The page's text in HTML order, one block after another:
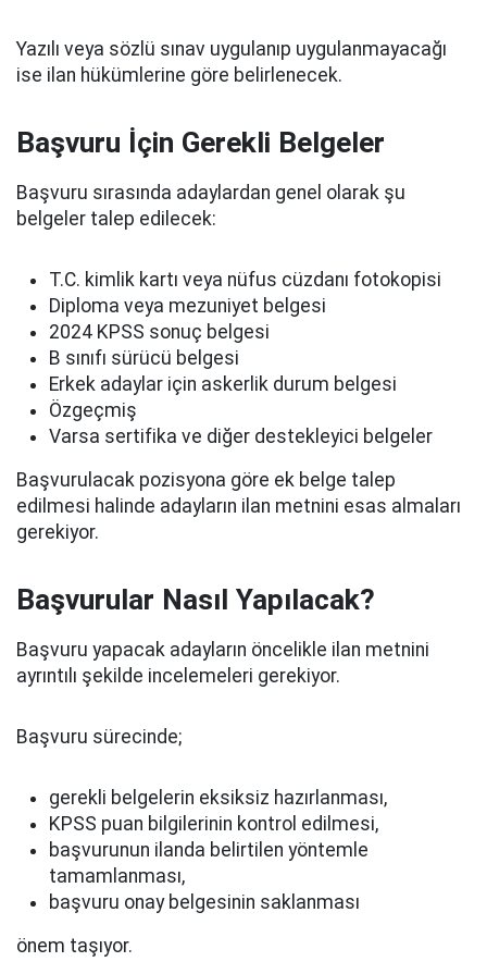
Yazılı veya sözlü sınav uygulanıp uygulanmayacağı
ise ilan hükümlerine göre belirlenecek.
Başvuru İçin Gerekli Belgeler
Başvuru sırasında adaylardan genel olarak şu
belgeler talep edilecek:
T.C. kimlik kartı veya nüfus cüzdanı fotokopisi
Diploma veya mezuniyet belgesi
2024 KPSS sonuç belgesi
B sınıfı sürücü belgesi
Erkek adaylar için askerlik durum belgesi
Özgeçmiş
Varsa sertifika ve diğer destekleyici belgeler
Başvurulacak pozisyona göre ek belge talep
edilmesi halinde adayların ilan metnini esas almaları
gerekiyor.
Başvurular Nasıl Yapılacak?
Başvuru yapacak adayların öncelikle ilan metnini
ayrıntılı şekilde incelemeleri gerekiyor.
Başvuru sürecinde;
gerekli belgelerin eksiksiz hazırlanması,
KPSS puan bilgilerinin kontrol edilmesi,
başvurunun ilanda belirtilen yöntemle
tamamlanması,
başvuru onay belgesinin saklanması
önem taşıyor.